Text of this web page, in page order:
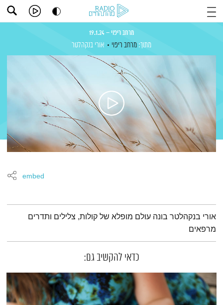
מרחב ריפוי – 19.1.24
מתוך: מרחב ריפוי אורי בנקהלטר
embed
תמצית הפודקאסט
אורי בנקהלטר בונה עולם מופלא של קולות, צלילים ותדרים
מרפאים
כדאי להקשיב גם: